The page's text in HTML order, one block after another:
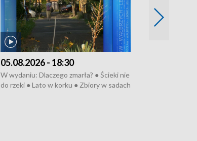
05.08.2026 - 18:30
W wydaniu: Dlaczego zmarła? ● Ścieki nie
do rzeki ● Lato w korku ● Zbiory w sadach